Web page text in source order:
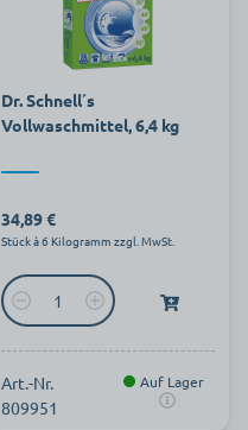
Dr. Schnell´s
Vollwaschmittel, 6,4 kg
34,89 €
Stück à 6 Kilogramm zzgl. MwSt.
Art.-Nr.
809951
Auf Lager